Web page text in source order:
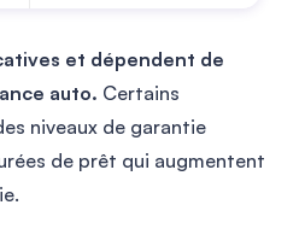
et dépendent de
auto. Certains
niveaux de garantie
de prêt qui augmentent